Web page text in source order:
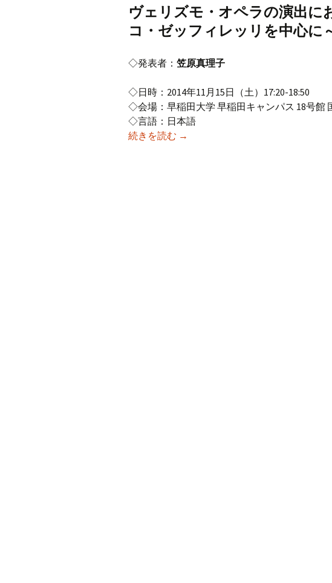
ヴェリズモ・オペラの演出に
コ・ゼッフィレッリを中心に
◇発表者： 笠原真理子
◇日時：2014年11月15日（土）17:20-18:50
◇会場：早稲田大学 早稲田キャンパス 18号館
◇言語：日本語
続きを読む 2014年度11月研究例会 （第134回オ
→